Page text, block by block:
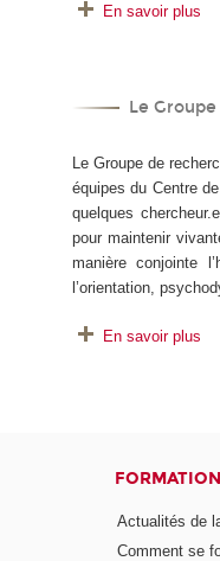
En savoir plus
Le
Le Groupe de
équipes du Centre
quelques
pour maintenir
manière conjointe
l’orientation,
En savoir plus
FORMATION
Actualités de
Comment se